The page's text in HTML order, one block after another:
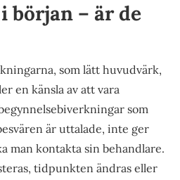
början – är de
som lätt huvudvärk,
en känsla av att vara
som
är uttalade, inte ger
man kontakta sin behandlare.
tidpunkten ändras eller